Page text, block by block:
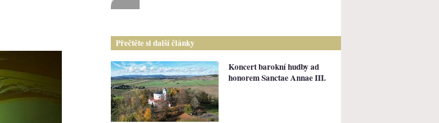
Přečtěte si další články
Koncert barokní hudby ad
honorem Sanctae Annae III.